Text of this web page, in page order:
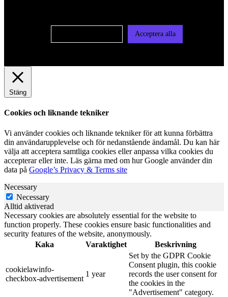
Acceptera alla
Stäng
Cookies och liknande tekniker
Vi använder cookies och liknande tekniker för att kunna förbättra
din användarupplevelse och för nedanstående ändamål. Du kan här
välja att acceptera samtliga cookies eller anpassa vilka cookies du
accepterar eller inte. Läs gärna med om hur Google använder din
data på Google’s Privacy & Terms site
Necessary
Necessary
Alltid aktiverad
Necessary cookies are absolutely essential for the website to
function properly. These cookies ensure basic functionalities and
security features of the website, anonymously.
Kaka
Varaktighet Beskrivning
cookielawinfo-
checkbox-advertisement
1 year
Set by the GDPR Cookie
Consent plugin, this cookie
records the user consent for
the cookies in the
"Advertisement" category.